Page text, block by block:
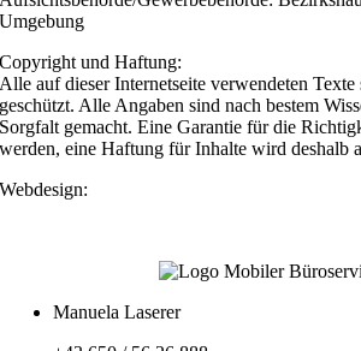
Umgebung
Copyright und Haftung:
Alle auf dieser Internetseite verwendeten
geschützt. Alle Angaben sind nach bestem
Sorgfalt gemacht. Eine Garantie für die
werden, eine Haftung für Inhalte wird deshalb
Webdesign:
Manuela Laserer